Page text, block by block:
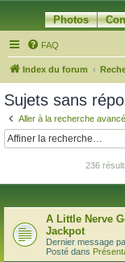
Photos
FAQ
Index du forum
Sujets sans
Aller à la recherche
236
A Little Nerve
Jackpot
Dernier message
Posté dans